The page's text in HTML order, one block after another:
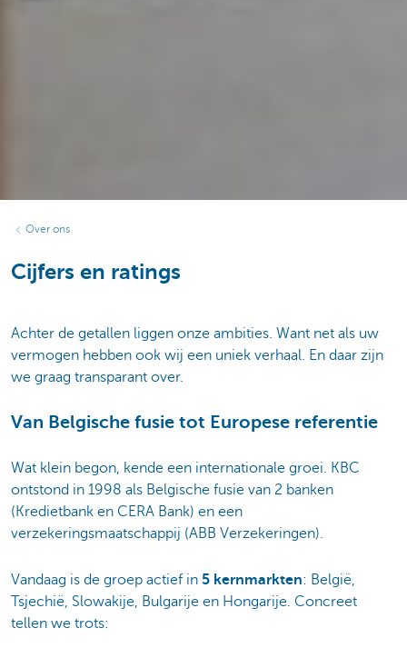
Over ons
Cijfers en ratings
Achter de getallen liggen onze ambities. Want net als uw
vermogen hebben ook wij een uniek verhaal. En daar zijn
we graag transparant over.
Van Belgische fusie tot Europese referentie
Wat klein begon, kende een internationale groei. KBC
ontstond in 1998 als Belgische fusie van 2 banken
(Kredietbank en CERA Bank) en een
verzekeringsmaatschappij (ABB Verzekeringen).
Vandaag is de groep actief in 5 kernmarkten: België,
Tsjechië, Slowakije, Bulgarije en Hongarije. Concreet
tellen we trots: